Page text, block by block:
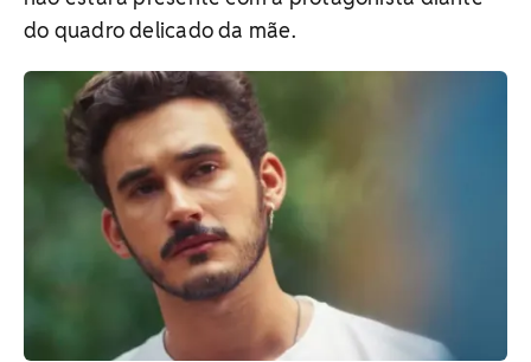
do quadro delicado da mãe.